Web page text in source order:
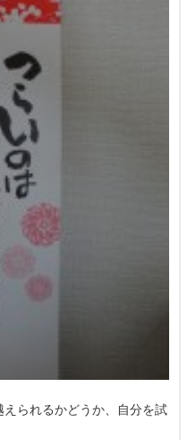
られるかどうか、自分を試